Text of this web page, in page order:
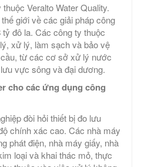
Veralto Water Quality.
giới về các giải pháp công
đô la. Các công ty thuộc
xử lý, làm sạch và bảo vệ
từ các cơ sở xử lý nước
vực sông và đại dương.
cho các ứng dụng công
đòi hỏi thiết bị đo lưu
chính xác cao. Các nhà máy
phát điện, nhà máy giấy, nhà
loại và khai thác mỏ, thực